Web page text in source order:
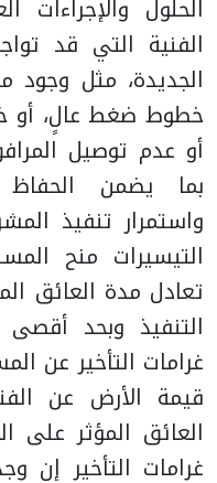
الحلول والإجراءات
الفنية التي قد
الجديدة، مثل وجود
خطوط ضغط عالٍ، أو
أو عدم توصيل
بما يضمن
واستمرار تنفيذ
التيسيرات منح
تعادل مدة العائق
التنفيذ وبحد
غرامات التأخير عن
قيمة الأرض عن
العائق المؤثر على
غرامات التأخير إن